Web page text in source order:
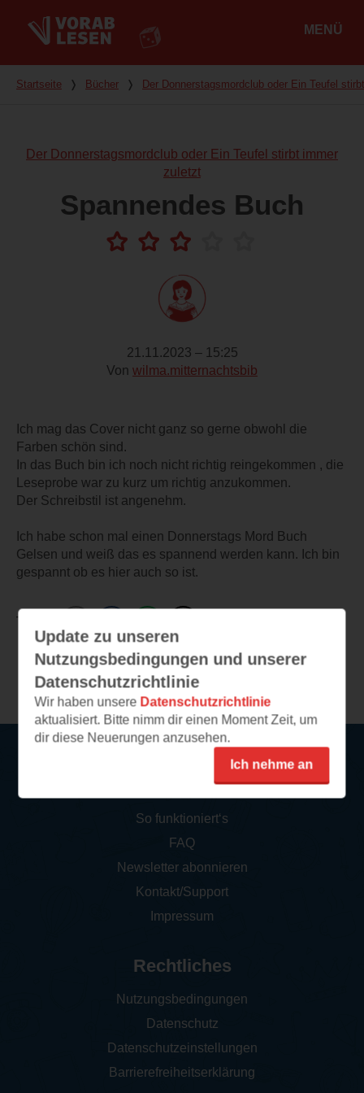
MENÜ
Du bist hier
Startseite ❭ Bücher ❭ Der Donnerstagsmordclub oder Ein Teufel
Der Donnerstagsmordclub oder Ein Teufel stirbt immer
zuletzt
Spannendes Buch
21.11.2023 – 15:25
Von wilma.mitternachtsbib
Ich mag das Cover nicht ganz so gerne obwohl die
Farben schön sind.
In das Buch bin ich noch nicht richtig reingekommen , die
Leseprobe war zu kurz um richtig anzukommen.
Der Schreibstil ist angenehm.
Ich habe schon mal einen Donnerstags Mord Buch
Gelsen und weiß das es spannend werden kann. Ich bin
gespannt ob es hier auch so ist.
TEILEN
Weitere Leseeindrücke
Update zu unseren
Nutzungsbedingungen und unserer
Datenschutzrichtlinie
Wir haben unsere Datenschutzrichtlinie
aktualisiert. Bitte nimm dir einen Moment Zeit, um
dir diese Neuerungen anzusehen.
Ich nehme an
So funktioniert‘s
FAQ
Newsletter abonnieren
Kontakt/Support
Impressum
Rechtliches
Nutzungsbedingungen
Datenschutz
Datenschutzeinstellungen
Barrierefreiheitserklärung